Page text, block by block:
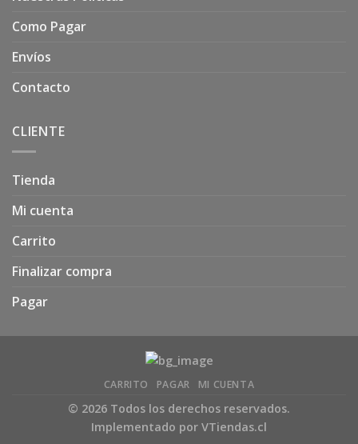
Como Pagar
Envíos
Contacto
CLIENTE
Tienda
Mi cuenta
Carrito
Finalizar compra
Pagar
CARRITO PAGAR MI CUENTA
© 2026 Todos los derechos reservados.
Implementado por VTiendas.cl